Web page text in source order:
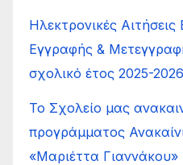
Ηλεκτρονικές
Εγγραφής &
σχολικό έτος 2025-2026
Το Σχολείο μας
προγράμματος
«Μαριέττα Γιαννάκου»